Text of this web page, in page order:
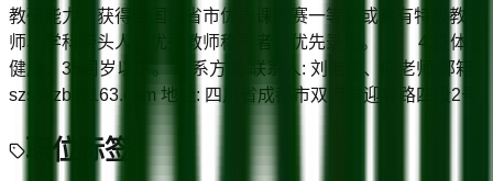
教研能力。获得全国、省市优质课大赛一等奖或具有特级教
师、学科带头人、优秀教师称号者，优先录用。 4.身体
健康，35周岁以下。 联系方式 联系人: 刘老师、向老师 邮箱:
szsyxzb@163.com 地址: 四川省成都市双流县迎春路四段2号
职位标签